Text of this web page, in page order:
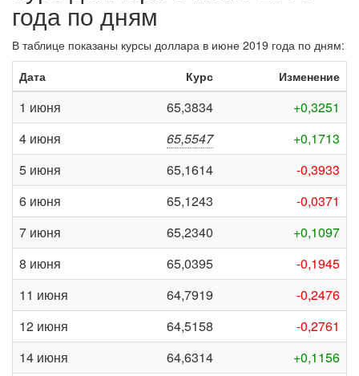
года по дням
В таблице показаны курсы доллара в июне 2019 года по дням:
Дата
Курс Изменение
1 июня 65,3834
+0,3251
4 июня
65,5547
+0,1713
5 июня
65,1614
-0,3933
6 июня
65,1243
-0,0371
7 июня
65,2340
+0,1097
8 июня
65,0395
-0,1945
11 июня
64,7919
-0,2476
12 июня
64,5158
-0,2761
14 июня
64,6314
+0,1156